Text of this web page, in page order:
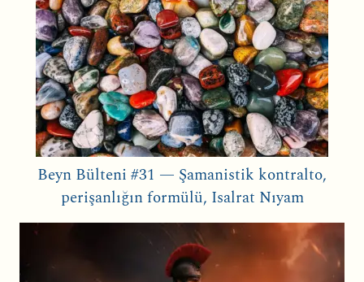
Beyn Bülteni #31 — Şamanistik kontralto,
perişanlığın formülü, Isalrat Nıyam